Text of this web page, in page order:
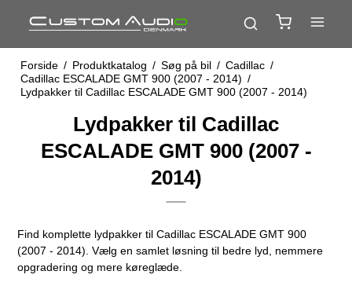
Forside / Produktkatalog / Søg på bil / Cadillac /
Cadillac ESCALADE GMT 900 (2007 - 2014) /
Lydpakker til Cadillac ESCALADE GMT 900 (2007 - 2014)
Lydpakker til Cadillac
ESCALADE GMT 900 (2007 -
2014)
Find komplette lydpakker til Cadillac ESCALADE GMT 900
(2007 - 2014). Vælg en samlet løsning til bedre lyd, nemmere
opgradering og mere køreglæde.